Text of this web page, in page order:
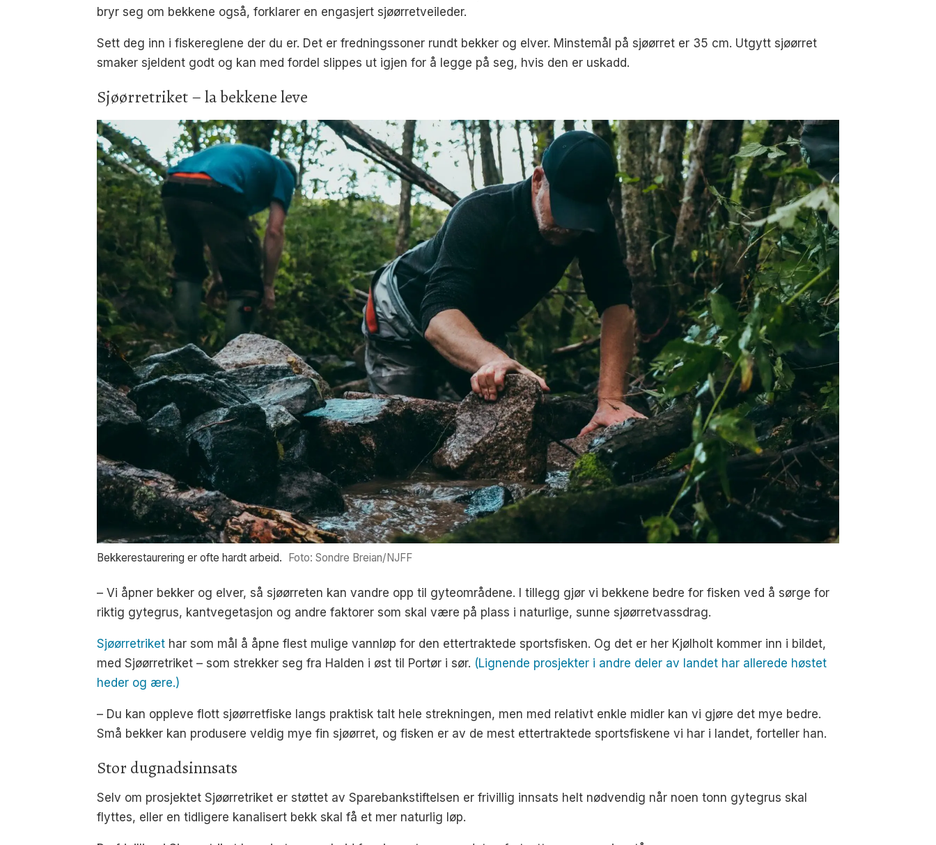
bryr seg om bekkene også, forklarer en engasjert sjøørretveileder.
Sett deg inn i fiskereglene der du er. Det er fredningssoner rundt bekker og elver. Minstemål på sjøørret er 35 cm. Utgytt sjøørret
smaker sjeldent godt og kan med fordel slippes ut igjen for å legge på seg, hvis den er uskadd.
Sjøørretriket – la bekkene leve
Bekkerestaurering er ofte hardt arbeid. Foto: Sondre Breian/NJFF
– Vi åpner bekker og elver, så sjøørreten kan vandre opp til gyteområdene. I tillegg gjør vi bekkene bedre for fisken ved å sørge for
riktig gytegrus, kantvegetasjon og andre faktorer som skal være på plass i naturlige, sunne sjøørretvassdrag.
Sjøørretriket har som mål å åpne flest mulige vannløp for den ettertraktede sportsfisken. Og det er her Kjølholt kommer inn i bildet,
med Sjøørretriket – som strekker seg fra Halden i øst til Portør i sør. (Lignende prosjekter i andre deler av landet har allerede høstet
heder og ære.)
– Du kan oppleve flott sjøørretfiske langs praktisk talt hele strekningen, men med relativt enkle midler kan vi gjøre det mye bedre.
Små bekker kan produsere veldig mye fin sjøørret, og fisken er av de mest ettertraktede sportsfiskene vi har i landet, forteller han.
Stor dugnadsinnsats
Selv om prosjektet Sjøørretriket er støttet av Sparebankstiftelsen er frivillig innsats helt nødvendig når noen tonn gytegrus skal
flyttes, eller en tidligere kanalisert bekk skal få et mer naturlig løp.